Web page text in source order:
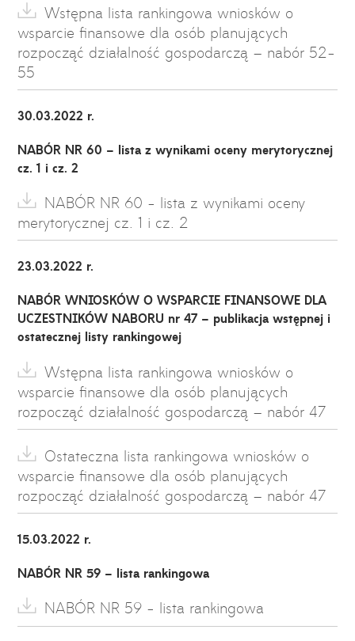
Wstępna lista rankingowa wniosków o
wsparcie finansowe dla osób planujących
rozpocząć działalność gospodarczą – nabór 52-
55
30.03.2022 r.
NABÓR NR 60 – lista z wynikami oceny merytorycznej
cz. 1 i cz. 2
NABÓR NR 60 - lista z wynikami oceny
merytorycznej cz. 1 i cz. 2
23.03.2022 r.
NABÓR WNIOSKÓW O WSPARCIE FINANSOWE DLA
UCZESTNIKÓW NABORU nr 47 – publikacja wstępnej i
ostatecznej listy rankingowej
Wstępna lista rankingowa wniosków o
wsparcie finansowe dla osób planujących
rozpocząć działalność gospodarczą – nabór 47
Ostateczna lista rankingowa wniosków o
wsparcie finansowe dla osób planujących
rozpocząć działalność gospodarczą – nabór 47
15.03.2022 r.
NABÓR NR 59 – lista rankingowa
NABÓR NR 59 - lista rankingowa